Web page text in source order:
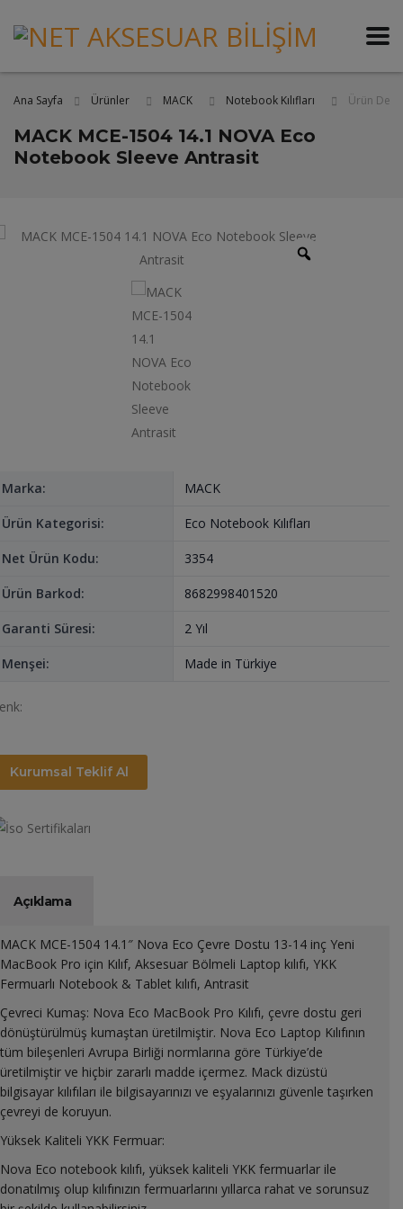
Ana Sayfa Ürünler MACK Notebook Kılıfları Ürün
MACK MCE-1504 14.1 NOVA Eco
Notebook Sleeve Antrasit
Marka: MACK
Ürün Kategorisi: Eco Notebook Kılıfları
Net Ürün Kodu: 3354
Ürün Barkod: 8682998401520
Garanti Süresi: 2 Yıl
Menşei: Made in Türkiye
Kurumsal Teklif Al
Açıklama
MACK MCE-1504 14.1″ Nova Eco Çevre Dostu 13-14 inç Yeni
MacBook Pro için Kılıf, Aksesuar Bölmeli Laptop kılıfı, YKK
Fermuarlı Notebook & Tablet kılıfı, Antrasit
Çevreci Kumaş: Nova Eco MacBook Pro Kılıfı, çevre dostu geri
dönüştürülmüş kumaştan üretilmiştir. Nova Eco Laptop Kılıfının
tüm bileşenleri Avrupa Birliği normlarına göre Türkiye’de
üretilmiştir ve hiçbir zararlı madde içermez. Mack dizüstü
bilgisayar kılıfıları ile bilgisayarınızı ve eşyalarınızı güvenle taşırken
çevreyi de koruyun.
Yüksek Kaliteli YKK Fermuar:
Nova Eco notebook kılıfı, yüksek kaliteli YKK fermuarlar ile
donatılmış olup kılıfınızın fermuarlarını yıllarca rahat ve sorunsuz